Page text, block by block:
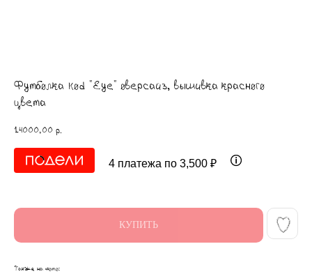
Футболка kоd "Eye" оверсайз, вышивка красного
цвета
14000,00 р.
4 платежа по 3,500 ₽
КУПИТЬ
Также на фото: